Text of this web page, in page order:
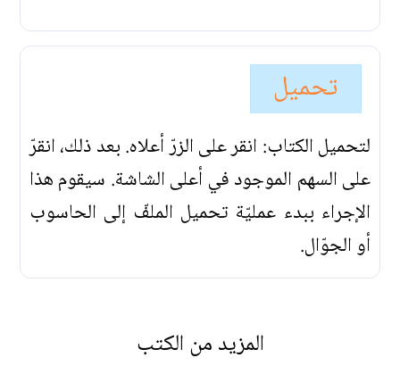
تحميل
لتحميل الكتاب: انقر على الزرّ أعلاه. بعد ذلك، انقرّ
على السهم الموجود في أعلى الشاشة. سيقوم هذا
الإجراء ببدء عمليّة تحميل الملفّ إلى الحاسوب
أو الجوّال.
المزيد من الكتب